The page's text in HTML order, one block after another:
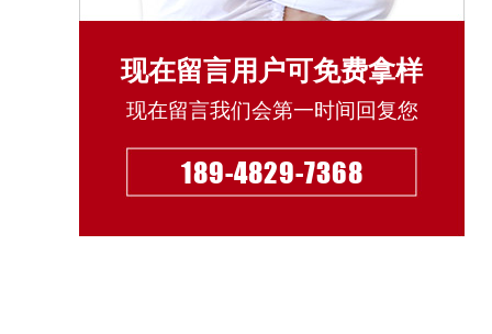
现在留言用户可免费拿样
现在留言我们会第一时间回复您
189-4829-7368